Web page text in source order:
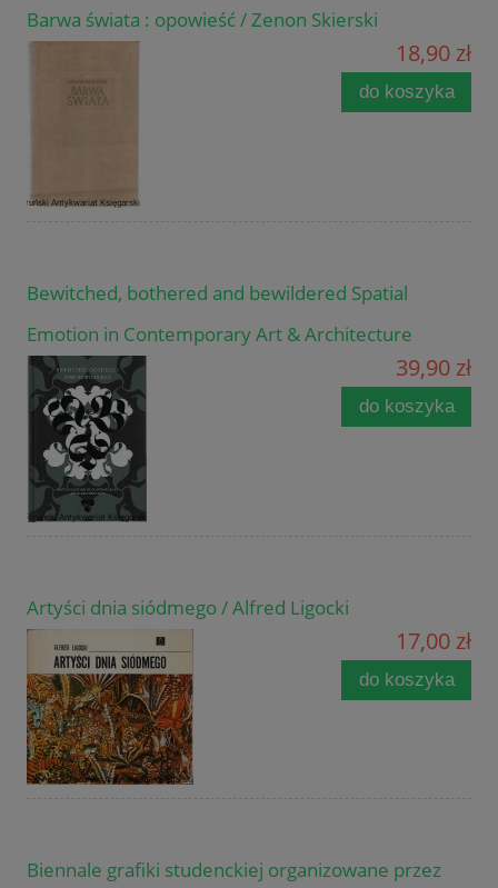
Barwa świata : opowieść / Zenon Skierski
18,90 zł
do koszyka
Bewitched, bothered and bewildered Spatial
Emotion in Contemporary Art & Architecture
39,90 zł
do koszyka
Artyści dnia siódmego / Alfred Ligocki
17,00 zł
do koszyka
Biennale grafiki studenckiej organizowane przez